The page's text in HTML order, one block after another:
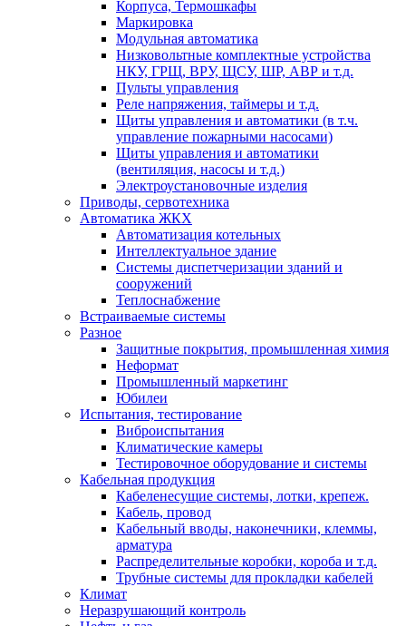
Корпуса, Термошкафы
Маркировка
Модульная автоматика
Низковольтные комплектные устройства
НКУ, ГРЩ, ВРУ, ЩСУ, ШР, АВР и т.д.
Пульты управления
Реле напряжения, таймеры и т.д.
Щиты управления и автоматики (в т.ч.
управление пожарными насосами)
Щиты управления и автоматики
(вентиляция, насосы и т.д.)
Электроустановочные изделия
Приводы, сервотехника
Автоматика ЖКХ
Автоматизация котельных
Интеллектуальное здание
Системы диспетчеризации зданий и
сооружений
Теплоснабжение
Встраиваемые системы
Разное
Защитные покрытия, промышленная химия
Неформат
Промышленный маркетинг
Юбилеи
Испытания, тестирование
Виброиспытания
Климатические камеры
Тестировочное оборудование и системы
Кабельная продукция
Кабеленесущие системы, лотки, крепеж.
Кабель, провод
Кабельный вводы, наконечники, клеммы,
арматура
Распределительные коробки, короба и т.д.
Трубные системы для прокладки кабелей
Климат
Неразрушающий контроль